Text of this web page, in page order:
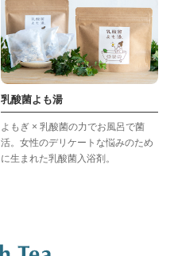
乳酸菌よも湯
よもぎ × 乳酸菌の力でお風呂で菌
活。女性のデリケートな悩みのため
に生まれた乳酸菌入浴剤。